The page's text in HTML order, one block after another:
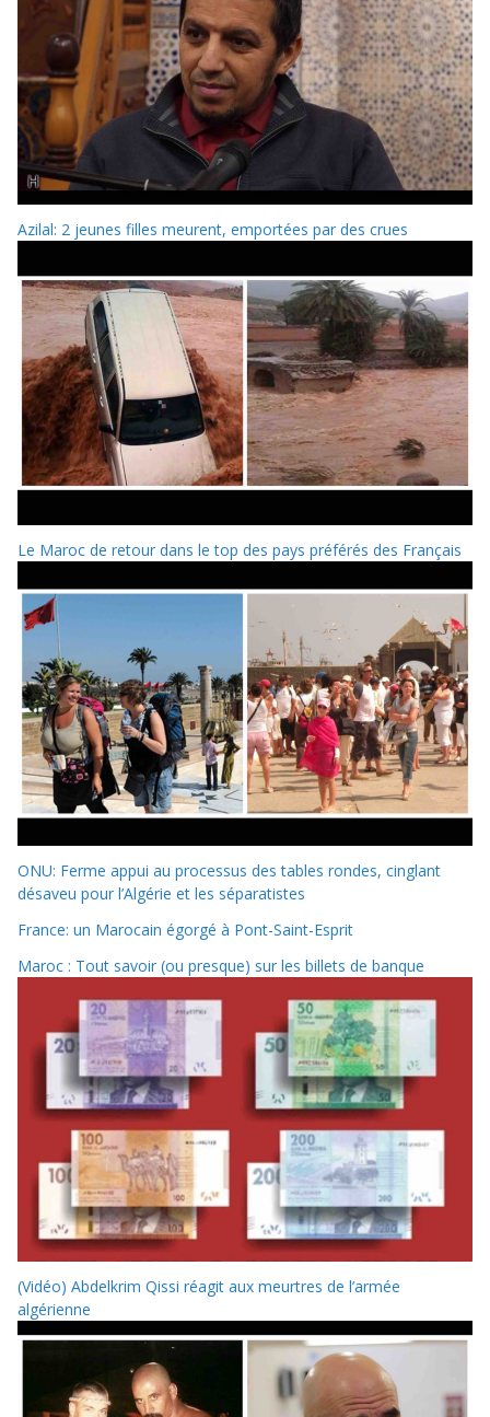
Azilal: 2 jeunes filles meurent, emportées par des crues
Le Maroc de retour dans le top des pays préférés des Français
ONU: Ferme appui au processus des tables rondes, cinglant
désaveu pour l’Algérie et les séparatistes
France: un Marocain égorgé à Pont-Saint-Esprit
Maroc : Tout savoir (ou presque) sur les billets de banque
(Vidéo) Abdelkrim Qissi réagit aux meurtres de l’armée
algérienne